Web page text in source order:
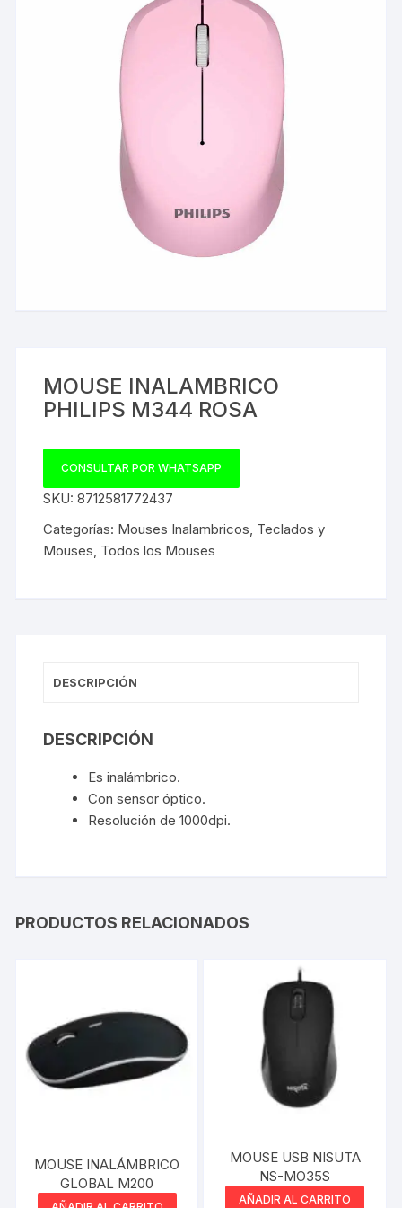
MOUSE INALAMBRICO
PHILIPS M344 ROSA
CONSULTAR POR WHATSAPP
SKU:8712581772437
Categorías: Mouses Inalambricos Teclados y
Mouses Todos los Mouses
DESCRIPCIÓN
DESCRIPCIÓN
Es inalámbrico.
Con sensor óptico.
Resolución de 1000dpi.
PRODUCTOS RELACIONADOS
MOUSE INALÁMBRICO
GLOBAL M200
MOUSE USB NISUTA
NS-MO35S
AÑADIR AL CARRITO